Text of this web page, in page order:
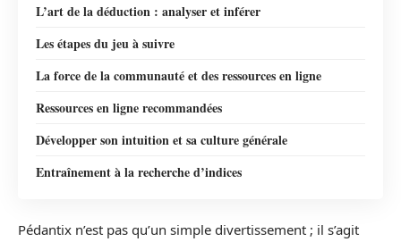
L’art de la déduction : analyser et inférer
Les étapes du jeu à suivre
La force de la communauté et des ressources en ligne
Ressources en ligne recommandées
Développer son intuition et sa culture générale
Entraînement à la recherche d’indices
Pédantix n’est pas qu’un simple divertissement ; il s’agit